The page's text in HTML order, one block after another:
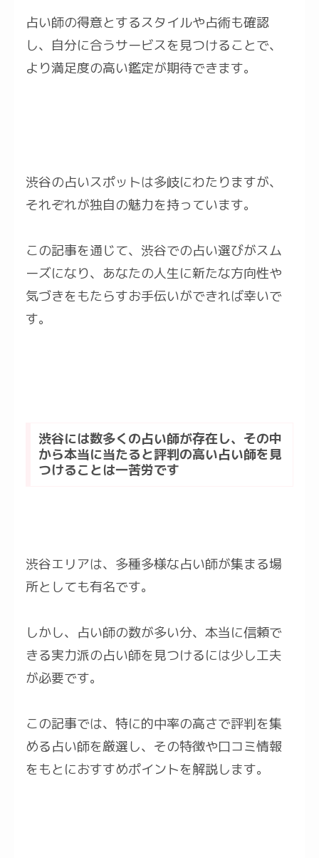
占い師の得意とするスタイルや占術も確認
し、自分に合うサービスを見つけることで、
より満足度の高い鑑定が期待できます。
渋谷の占いスポットは多岐にわたりますが、
それぞれが独自の魅力を持っています。
この記事を通じて、渋谷での占い選びがスム
ーズになり、あなたの人生に新たな方向性や
気づきをもたらすお手伝いができれば幸いで
す。
渋谷には数多くの占い師が存在し、その中
から本当に当たると評判の高い占い師を見
つけることは一苦労です
渋谷エリアは、多種多様な占い師が集まる場
所としても有名です。
しかし、占い師の数が多い分、本当に信頼で
きる実力派の占い師を見つけるには少し工夫
が必要です。
この記事では、特に的中率の高さで評判を集
める占い師を厳選し、その特徴や口コミ情報
をもとにおすすめポイントを解説します。